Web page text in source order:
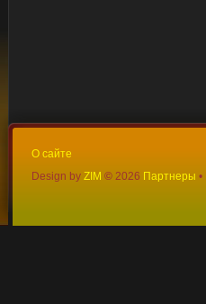
О сайте
Design by ZIM © 2026 Партнеры •